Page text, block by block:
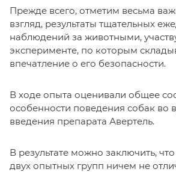
Прежде всего, отметим весьма
взгляд, результаты тщательных
наблюдений за животными,
эксперименте, по которым
впечатление о его безопасности.
В ходе опыта оценивали общее
особенности поведения собак во
введения препарата Авертель.
В результате можно заключить,
двух опытных групп ничем не